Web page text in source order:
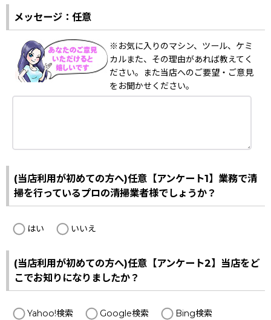
メッセージ：任意
※お気に入りのマシン、ツール、ケミ
カルまた、その理由があれば教えてく
ださい。また当店へのご要望・ご意見
をお聞かせください。
(当店利用が初めての方へ)任意【アンケート1】業務で清
掃を行っているプロの清掃業者様でしょうか？
はい いいえ
(当店利用が初めての方へ)任意【アンケート2】当店をど
こでお知りになりましたか？
Yahoo!検索 Google検索
Bing検索